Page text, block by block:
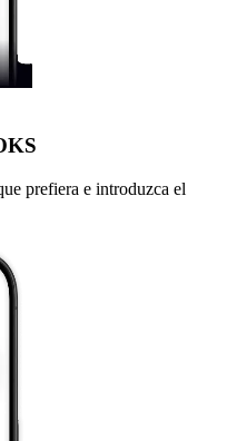
prefiera e introduzca el